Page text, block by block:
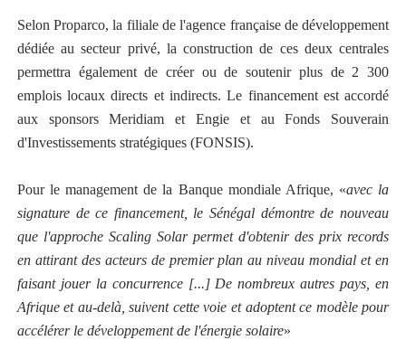
Selon Proparco, la filiale de l'agence française de développement
dédiée au secteur privé, la construction de ces deux centrales
permettra également de créer ou de soutenir plus de 2 300
emplois locaux directs et indirects. Le financement est accordé
aux sponsors Meridiam et Engie et au Fonds Souverain
d'Investissements stratégiques (FONSIS).
Pour le management de la Banque mondiale Afrique, «avec la
signature de ce financement, le Sénégal démontre de nouveau
que l'approche Scaling Solar permet d'obtenir des prix records
en attirant des acteurs de premier plan au niveau mondial et en
faisant jouer la concurrence [...] De nombreux autres pays, en
Afrique et au-delà, suivent cette voie et adoptent ce modèle pour
accélérer le développement de l'énergie solaire»